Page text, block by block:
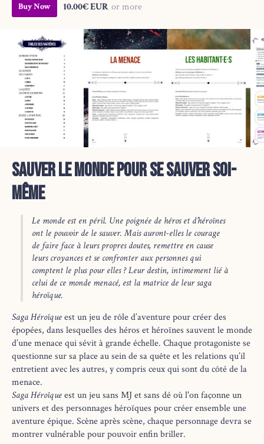
Buy Now 10.00€ EUR or more
Sauver le monde pour se sauver soi-
même
Le monde est en péril. Une poignée de héros et d’héroïnes
ont le pouvoir de le sauver. Mais auront-elles le courage
de faire face à leurs propres doutes, remettre en cause
leurs croyances et se confronter aux personnes qui
comptent le plus pour elles ? Leur destin, intimement lié à
celui de ce monde menacé, est la matrice de leur saga
héroïque.
Saga Héroïqueest un jeu de rôle d’aventure pour créer des
épopées, dans lesquelles des héros et héroïnes sauvent le monde
d’une menace qui sévit à grande échelle. Chaque protagoniste se
questionne sur sa place au sein de sa quête et les relations qu’il
entretient avec les autres, y compris ceux qui sont du côté de la
menace.
Saga Héroïqueest un jeu sans MJ et sans dé où l'on façonne un
univers et des personnages héroïques pour créer ensemble une
aventure épique. Scène après scène, chaque personnage devra se
montrer vulnérable pour pouvoir enfin briller.